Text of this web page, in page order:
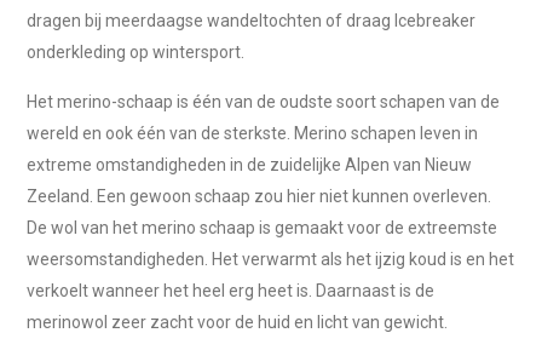
dragen bij meerdaagse wandeltochten of draag Icebreaker
onderkleding op wintersport.
Het merino-schaap is één van de oudste soort schapen van de
wereld en ook één van de sterkste. Merino schapen leven in
extreme omstandigheden in de zuidelijke Alpen van Nieuw
Zeeland. Een gewoon schaap zou hier niet kunnen overleven.
De wol van het merino schaap is gemaakt voor de extreemste
weersomstandigheden. Het verwarmt als het ijzig koud is en het
verkoelt wanneer het heel erg heet is. Daarnaast is de
merinowol zeer zacht voor de huid en licht van gewicht.